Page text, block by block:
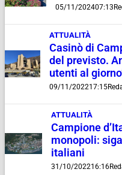
05/11/202407:13
ATTUALITÀ
Casinò di
del previsto.
utenti al
09/11/202217:15
ATTUALITÀ
Campione
monopoli:
italiani
31/10/202216:16